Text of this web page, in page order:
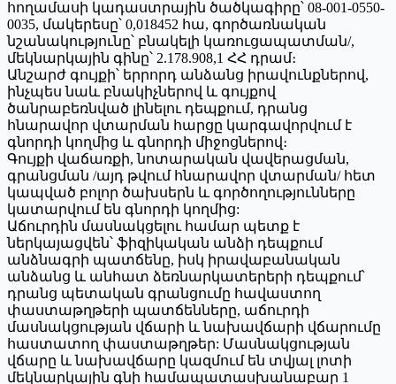
հողամասի կադաստրային ծածկագիրը՝ 08-001-0550-
0035, մակերեսը՝ 0,018452 հա, գործառնական
նշանակությունը՝ բնակելի կառուցապատման/,
մեկնարկային գինը՝ 2.178.908,1 ՀՀ դրամ։
Անշարժ գույքի՝ երրորդ անձանց իրավունքներով,
ինչպես նաև բնակիչներով և գույքով
ծանրաբեռնված լինելու դեպքում, դրանց
հնարավոր վտարման հարցը կարգավորվում է
գնորդի կողմից և գնորդի միջոցներով։
Գույքի վաճառքի, նոտարական վավերացման,
գրանցման /այդ թվում հնարավոր վտարման/ հետ
կապված բոլոր ծախսերն և գործողությունները
կատարվում են գնորդի կողմից:
Աճուրդին մասնակցելու համար պետք է
ներկայացվեն՝ ֆիզիկական անձի դեպքում
անձնագրի պատճենը, իսկ իրավաբանական
անձանց և անհատ ձեռնարկատերերի դեպքում՝
դրանց պետական գրանցումը հավաստող
փաստաթղթերի պատճենները, աճուրդի
մասնակցության վճարի և նախավճարի վճարումը
հաստատող փաստաթղթեր: Մասնակցության
վճարը և նախավճարը կազմում են տվյալ լոտի
մեկնարկային գնի համապատասխանաբար 1